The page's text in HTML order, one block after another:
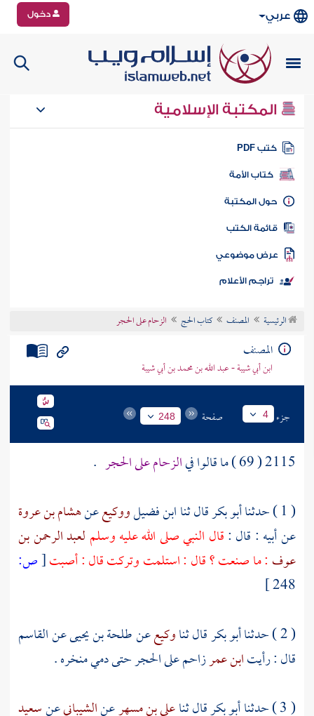
عربي دخول
المكتبة الإسلامية
كتب PDF
كتاب الأمة
المكتبة
الكتب
موضوعي
تراجم الأعلام
الرئيسية المصنف كتاب الحج الزحام على الحجر
المصنف
ابن أبي شيبة - عبد الله بن محمد بن أبي شيبة
جزء 4 صفحة 248
2115 ( 69 ) ما قالوا في الزحام على الحجر .
( 1 ) حدثنا
أبو بكرقال ثناابن فضيلووكيععنهشام بن عروة
عن أبيه : قال :قال النبي صلى الله عليه وسلم لعبد الرحمن بن
عوف : ما صنعت ؟ قال : استلمت وتركت قال : أصبت[ص:
248 ]
( 2 ) حدثنا
أبو بكرقال ثناوكيععنطلحة بن يحيىعنالقاسم
قال : رأيتابن عمرزاحم على الحجر حتى دمي منخره .
( 3 ) حدثنا
أبو بكرقال ثناعلي بن مسهرعنالشيبانيعنسعيد